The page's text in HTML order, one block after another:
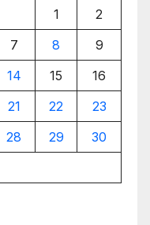
1
2
7 8
9
14 15
16
21 22
23
28 29
30